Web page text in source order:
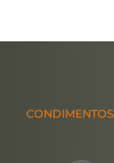
CONDIMENTOS